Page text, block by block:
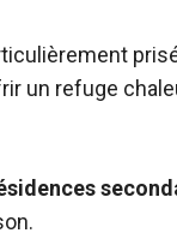
un refuge